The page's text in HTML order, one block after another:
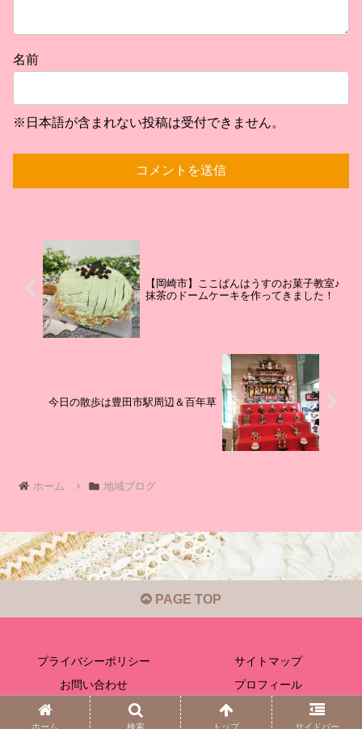
名前
※日本語が含まれない投稿は受付できません。
【岡崎市】ここぱんはうすのお菓子教室♪
抹茶のドームケーキを作ってきました！
今日の散歩は豊田市駅周辺＆百年草
ホーム 地域ブログ
PAGE TOP
プライバシーポリシー
サイトマップ
お問い合わせ
プロフィール
© 2020-2026 ほっと日常グルメ.
ホーム 検索 トップ サイドバー